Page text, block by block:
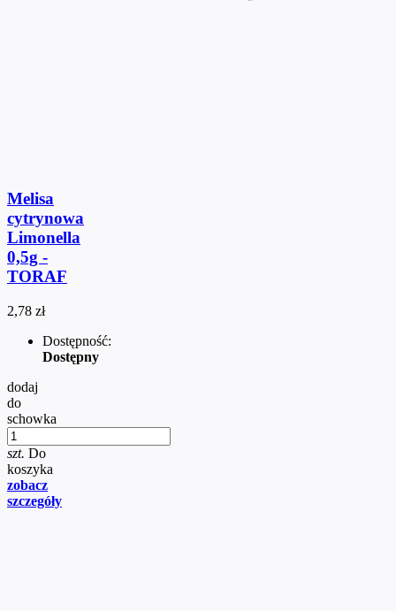
Melisa
cytrynowa
Limonella
0,5g -
TORAF
2,78 zł
Dostępność:
Dostępny
dodaj
do
schowka
szt. Do
koszyka
zobacz
szczegóły